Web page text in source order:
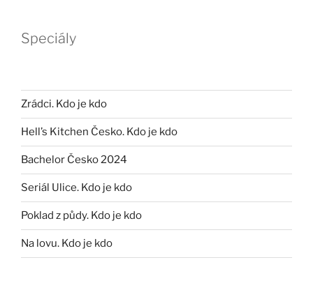
Speciály
Zrádci. Kdo je kdo
Hell’s Kitchen Česko. Kdo je kdo
Bachelor Česko 2024
Seriál Ulice. Kdo je kdo
Poklad z půdy. Kdo je kdo
Na lovu. Kdo je kdo